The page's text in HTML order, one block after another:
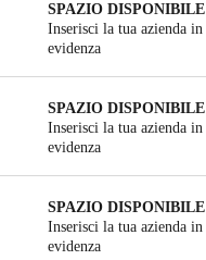
SPAZIO DISPONIBILE
Inserisci la tua azienda in
evidenza
SPAZIO DISPONIBILE
Inserisci la tua azienda in
evidenza
SPAZIO DISPONIBILE
Inserisci la tua azienda in
evidenza